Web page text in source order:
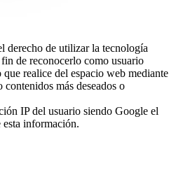
derecho de utilizar la tecnología
de reconocerlo como usuario
realice del espacio web mediante
más deseados o
IP del usuario siendo Google el
esta información.